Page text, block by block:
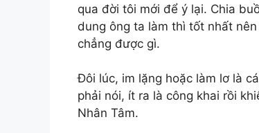
qua đời tôi mới để ý lại. Chia
dung ông ta làm thì tốt nhất
chẳng được gì.
Đôi lúc, im lặng hoặc làm lơ là
phải nói, ít ra là công khai rồi
Nhân Tâm.